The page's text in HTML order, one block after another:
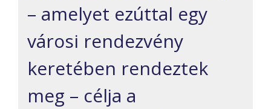
– amelyet ezúttal egy
városi rendezvény
keretében rendeztek
meg – célja a